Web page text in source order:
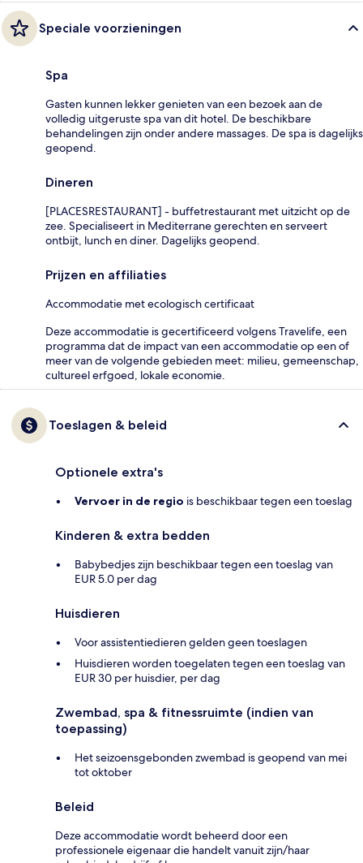
Speciale voorzieningen
Spa
Gasten kunnen lekker genieten van een bezoek aan de
volledig uitgeruste spa van dit hotel. De beschikbare
behandelingen zijn onder andere massages. De spa is dagelijks
geopend.
Dineren
[PLACESRESTAURANT] - buffetrestaurant met uitzicht op de
zee. Specialiseert in Mediterrane gerechten en serveert
ontbijt, lunch en diner. Dagelijks geopend.
Prijzen en affiliaties
Accommodatie met ecologisch certificaat
Deze accommodatie is gecertificeerd volgens Travelife, een
programma dat de impact van een accommodatie op een of
meer van de volgende gebieden meet: milieu, gemeenschap,
cultureel erfgoed, lokale economie.
Toeslagen & beleid
Optionele extra's
Vervoer in de regio is beschikbaar tegen een toeslag
Kinderen & extra bedden
Babybedjes zijn beschikbaar tegen een toeslag van
EUR 5.0 per dag
Huisdieren
Voor assistentiedieren gelden geen toeslagen
Huisdieren worden toegelaten tegen een toeslag van
EUR 30 per huisdier, per dag
Zwembad, spa & fitnessruimte (indien van
toepassing)
Het seizoensgebonden zwembad is geopend van mei
tot oktober
Beleid
Deze accommodatie wordt beheerd door een
professionele eigenaar die handelt vanuit zijn/haar